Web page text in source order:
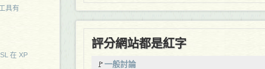
評分網站都是紅字
🚩一般討論
具有
在 XP